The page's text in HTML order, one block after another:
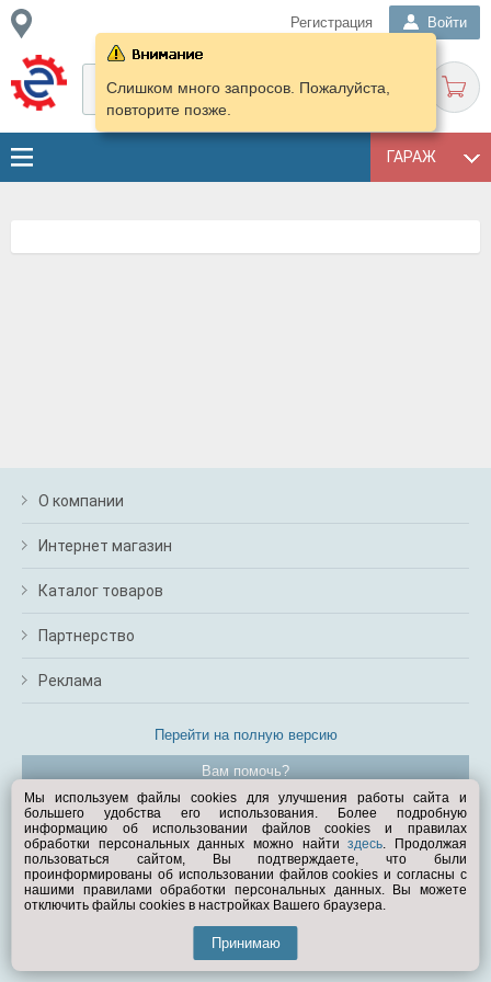
Регистрация Войти
ГАРАЖ
Слишком много запросов. Пожалуйста,
повторите позже.
О компании
Интернет магазин
Каталог товаров
Партнерство
Реклама
Перейти на полную версию
Вам помочь?
© Exist.ru 1998—2026
Мы используем файлы cookies для улучшения работы сайта и
большего удобства его использования. Более подробную
информацию об использовании файлов cookies и правилах
обработки персональных данных можно найтиздесь. Продолжая
пользоваться сайтом, Вы подтверждаете, что были
проинформированы об использовании файлов cookies и согласны с
нашими правилами обработки персональных данных. Вы можете
отключить файлы cookies в настройках Вашего браузера.
Принимаю